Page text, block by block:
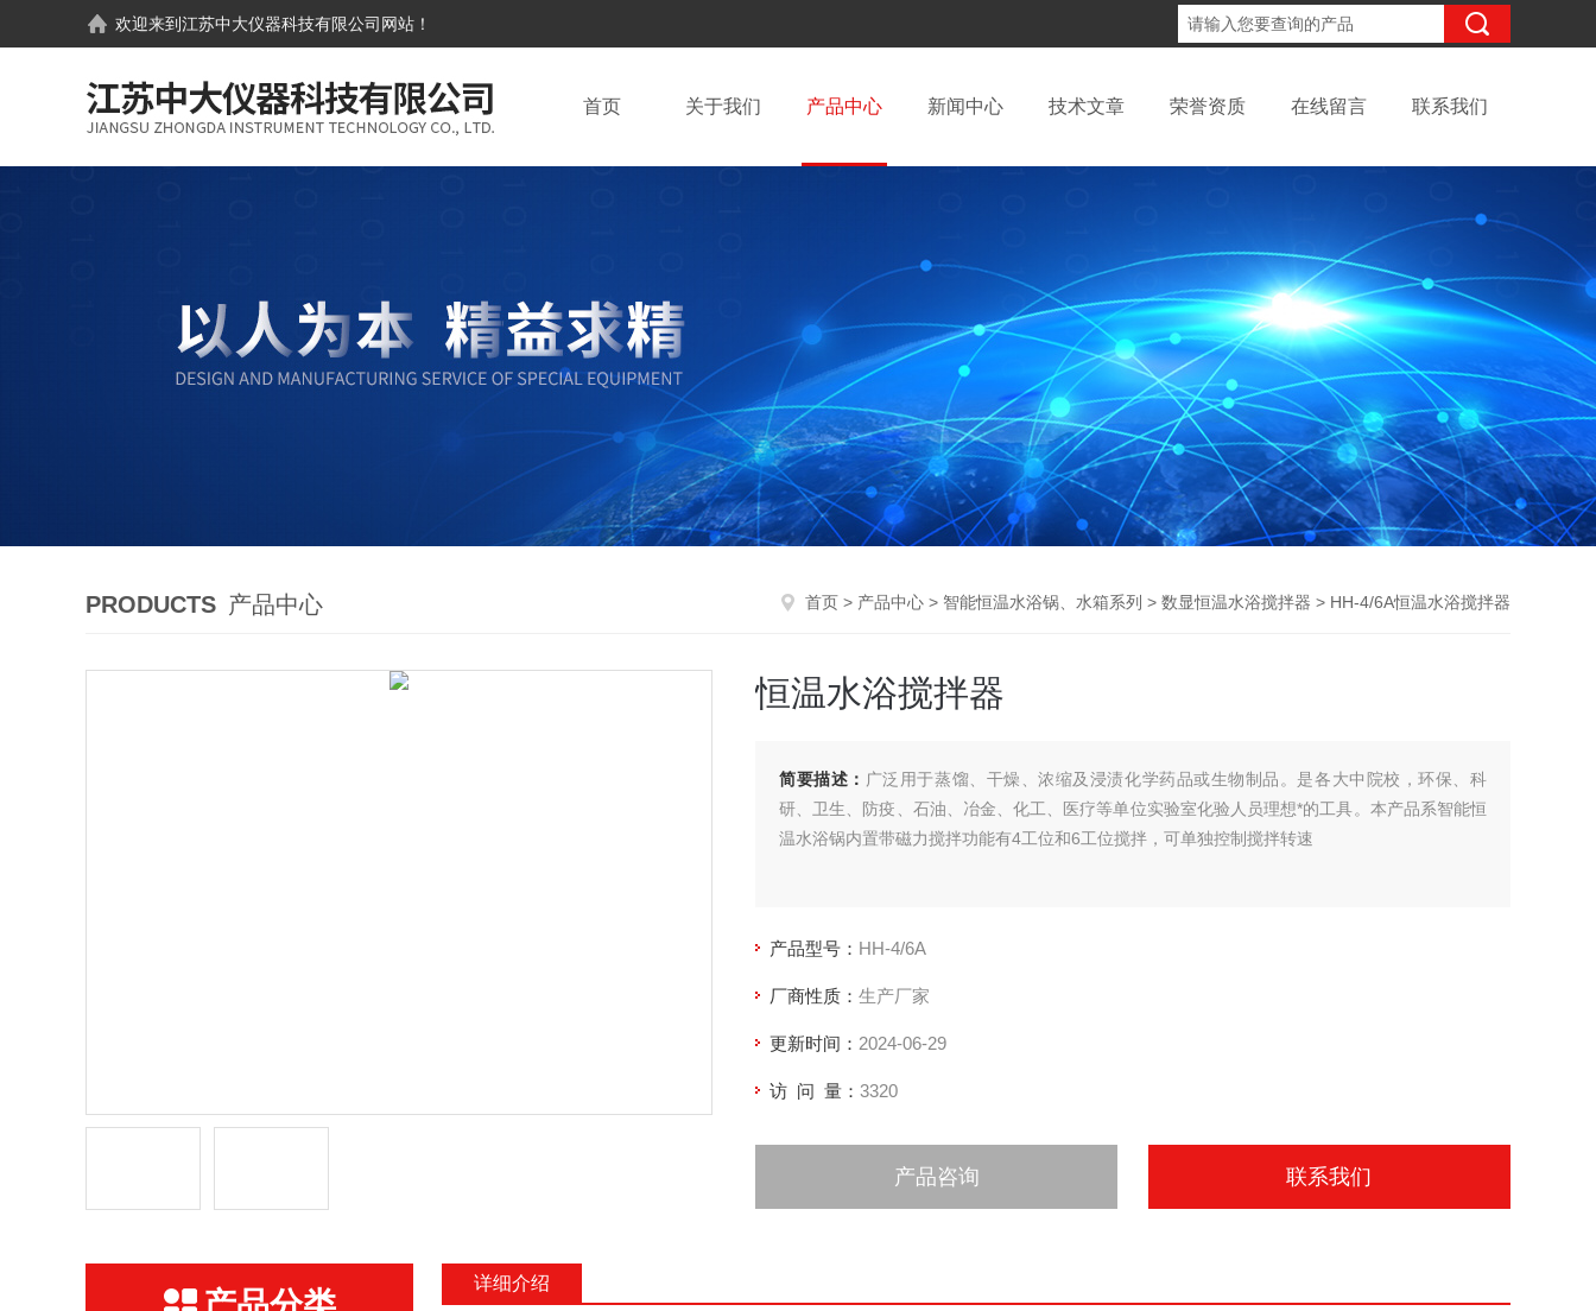
欢迎来到江苏中大仪器科技有限公司 网站！
首页 关于我们 产品中心 新闻中心 技术文章 荣誉资质 在线留言 联系我们
PRODUCTS 产品中心 首页 > 产品中心 > 智能恒温水浴锅、水箱系列 > 数显恒温水浴搅拌器 > HH-4/6A恒温水浴搅拌器
恒温水浴搅拌器
简要描述： 广泛用于蒸馏、干燥、浓缩及浸渍化学药品或生物制品。是各大中院校，环保、科
研、卫生、防疫、石油、冶金、化工、医疗等单位实验室化验人员理想*的工具。本产品系智能恒
温水浴锅内置带磁力搅拌功能有4工位和6工位搅拌，可单独控制搅拌转速
产品型号： HH-4/6A
厂商性质： 生产厂家
更新时间： 2024-06-29
访 问 量： 3320
产品咨询 联系我们
详细介绍